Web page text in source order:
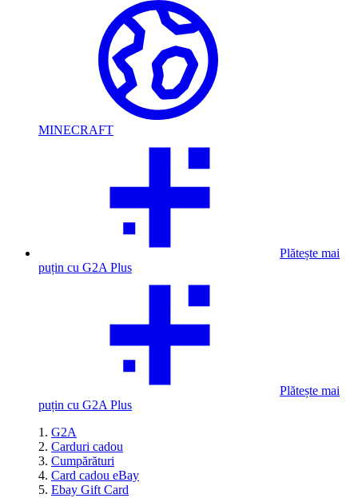
MINECRAFT
Plătește mai
puțin cu G2A Plus
Plătește mai
puțin cu G2A Plus
G2A
Carduri cadou
Cumpărături
Card cadou eBay
Ebay Gift Card